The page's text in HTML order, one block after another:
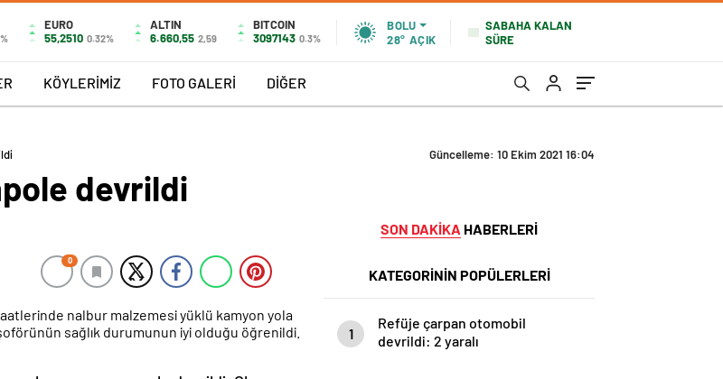
EURO
55,2510 0.32%
ALTIN
6.660,55 2,59
BITCOIN
3097143 0.3%
BOLU
28° AÇIK
SABAHA KALAN
SÜRE
KÖYLERİMİZ FOTO GALERİ DİĞER
Güncelleme: 10 Ekim 2021 16:04
devrildi
0
nalbur malzemesi yüklü kamyon yola
sağlık durumunun iyi olduğu öğrenildi.
SON DAKİKA HABERLERİ
KATEGORİNİN POPÜLERLERİ
1
Refüje çarpan otomobil
devrildi: 2 yaralı